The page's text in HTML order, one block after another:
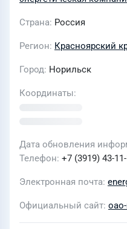
Страна Россия
Регион Красноярский
Город Норильск
Координаты
Дата обновления
Телефон +7 (3919) 43-
Электронная почта
Официальный сайт